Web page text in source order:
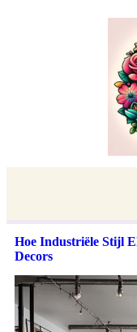
Hoe Industriële Stijl
Decors